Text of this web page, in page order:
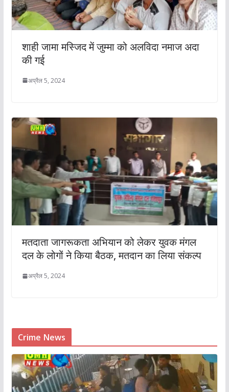
शाही जामा मस्जिद में जुम्मा को अलविदा नमाज अदा
की गई
अप्रैल 5, 2024
मतदाता जागरूकता अभियान को लेकर युवक मंगल
दल के लोगों ने किया बैठक, मतदान का लिया संकल्प
अप्रैल 5, 2024
Crime News